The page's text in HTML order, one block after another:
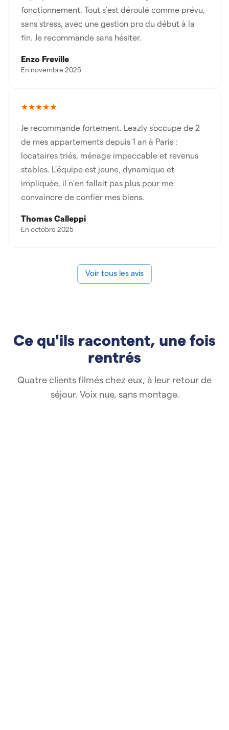
fonctionnement. Tout s’est déroulé comme prévu,
sans stress, avec une gestion pro du début à la
fin. Je recommande sans hésiter.
Enzo Freville
En novembre 2025
★★★★★
Je recommande fortement. Leazly s'occupe de 2
de mes appartements depuis 1 an à Paris :
locataires triés, ménage impeccable et revenus
stables. L'équipe est jeune, dynamique et
impliquée, il n'en fallait pas plus pour me
convaincre de confier mes biens.
Thomas Calleppi
En octobre 2025
Voir tous les avis
Ce qu'ils racontent, une fois
rentrés
Quatre clients filmés chez eux, à leur retour de
séjour. Voix nue, sans montage.